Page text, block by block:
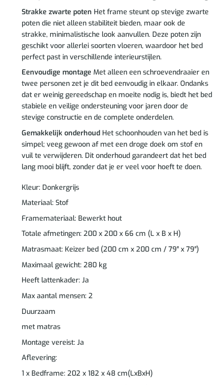
Strakke zwarte poten Het frame steunt op stevige zwarte
poten die niet alleen stabiliteit bieden, maar ook de
strakke, minimalistische look aanvullen. Deze poten zijn
geschikt voor allerlei soorten vloeren, waardoor het bed
perfect past in verschillende interieurstijlen.
Eenvoudige montage Met alleen een schroevendraaier en
twee personen zet je dit bed eenvoudig in elkaar. Ondanks
dat er weinig gereedschap en moeite nodig is, biedt het bed
stabiele en veilige ondersteuning voor jaren door de
stevige constructie en de complete onderdelen.
Gemakkelijk onderhoudHet schoonhouden van het bed is
simpel; veeg gewoon af met een droge doek om stof en
vuil te verwijderen. Dit onderhoud garandeert dat het bed
lang mooi blijft, zonder dat je er veel voor hoeft te doen.
Kleur: Donkergrijs
Materiaal: Stof
Framemateriaal: Bewerkt hout
Totale afmetingen: 200 x 200 x 66 cm (L x B x H)
Matrasmaat: Keizer bed (200 cm x 200 cm / 79″ x 79″)
Maximaal gewicht: 280 kg
Heeft lattenkader: Ja
Max aantal mensen: 2
Duurzaam
met matras
Montage vereist: Ja
Aflevering:
1 x Bedframe: 202 x 182 x 48 cm(LxBxH)